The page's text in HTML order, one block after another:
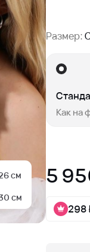
см
см
Размер:
Как на
5
298